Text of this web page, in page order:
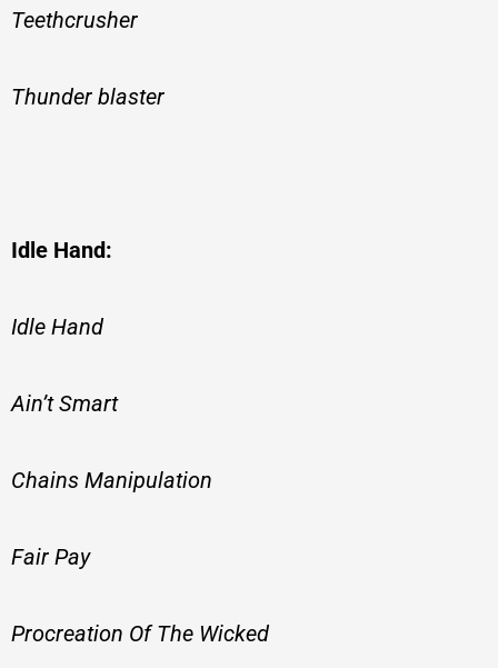
Teethcrusher
Thunder blaster
Idle Hand:
Idle Hand
Ain’t Smart
Chains Manipulation
Fair Pay
Procreation Of The Wicked